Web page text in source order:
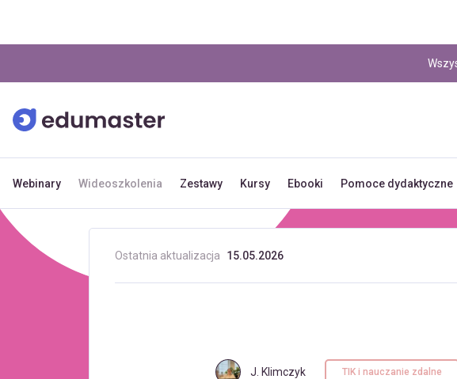
Webinary Wideoszkolenia Zestawy Kursy Ebooki Pomoce dydaktyczne
Ostatnia aktualizacja 15.05.2026
J. Klimczyk TIK i nauczanie zdalne